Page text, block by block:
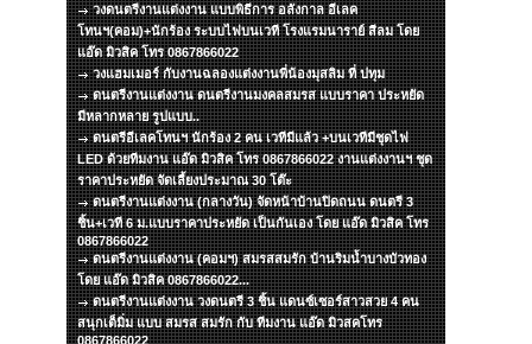
วงดนตรีงานแต่งงาน แบบพิธีการ อลังกาล อีเลค
โทนฯ(คอม)+นักร้อง ระบบไฟบนเวที โรงแรมนาราย์ สีลม โดย
แอ๊ด มิวสิค โทร 0867866022
วงแฮมเมอร์ กับงานฉลองแต่งงานพี่น้องมุสลิม ที่ ปทุม
ดนตรีงานแต่งงาน ดนตรีงานมงคลสมรส แบบราคา ประหยัด
มีหลากหลาย รูปแบบ..
ดนตรีอีเลคโทนฯ นักร้อง 2 คน เวทีมีแล้ว +บนเวทีมีชุดไฟ
LED ด้วยทีมงาน แอ๊ด มิวสิค โทร 0867866022 งานแต่งงานฯ ชุด
ราคาประหยัด จัดเลี้ยงประมาณ 30 โต๊ะ
ดนตรีงานแต่งงาน (กลางวัน) จัดหน้าบ้านปิดถนน ดนตรี 3
ชิ้น+เวที 6 ม.แบบราคาประหยัด เป็นกันเอง โดย แอ๊ด มิวสิค โทร
0867866022
ดนตรีงานแต่งงาน (คอมฯ) สมรสสมรัก บ้านริมน้ำบางบัวทอง
โดย แอ๊ด มิวสิค 0867866022...
ดนตรีงานแต่งงาน วงดนตรี 3 ชิ้น แดนซ์เซอร์สาวสวย 4 คน
สนุกเต็มิ่ม แบบ สมรส สมรัก กับ ทีมงาน แอ๊ด มิวสคโทร
0867866022